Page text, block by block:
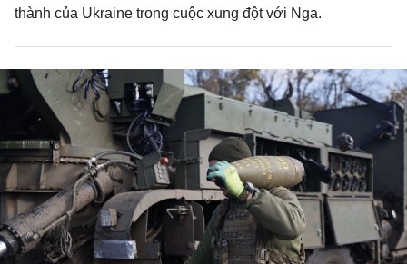
thành của Ukraine trong cuộc xung đột với Nga.